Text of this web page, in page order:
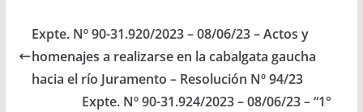
año en la plaza central
del municipio General
Güemes,
departamento
homónimo. (Expte.…
Expte. Nº 90-31.920/2023 – 08/06/23 – Actos y
homenajes a realizarse en la cabalgata gaucha
hacia el río Juramento – Resolución Nº 94/23
Expte. Nº 90-31.924/2023 – 08/06/23 – “1°